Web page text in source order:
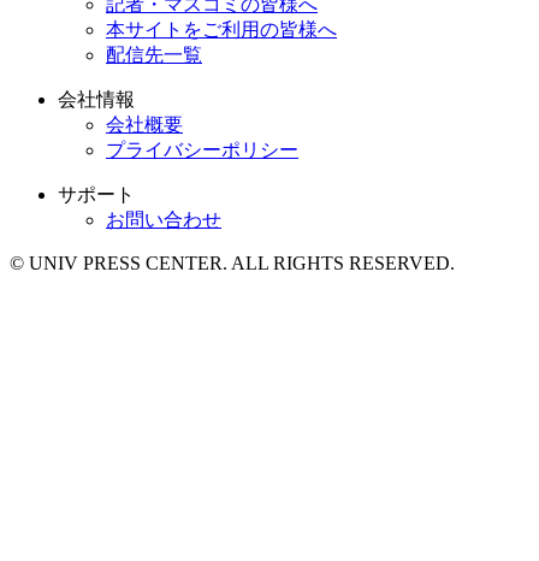
記者・マスコミの皆様へ
本サイトをご利用の皆様へ
配信先一覧
会社情報
会社概要
プライバシーポリシー
サポート
お問い合わせ
© UNIV PRESS CENTER. ALL RIGHTS RESERVED.